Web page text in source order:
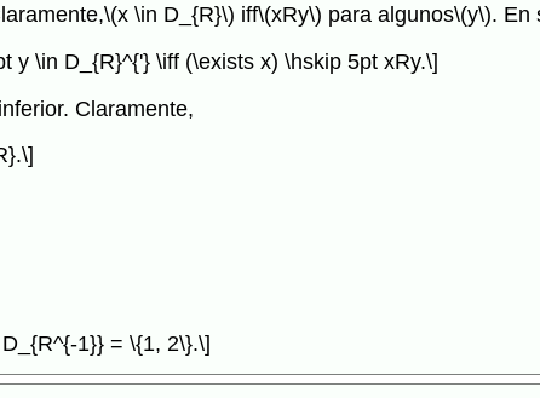
\(x \in D_{R}\) iff\(xRy\) para algunos\(y\). En
y \in D_{R}^{'} \iff (\exists x) \hskip 5pt xRy.\]
Claramente,
1}} = \{1, 2\}.\]